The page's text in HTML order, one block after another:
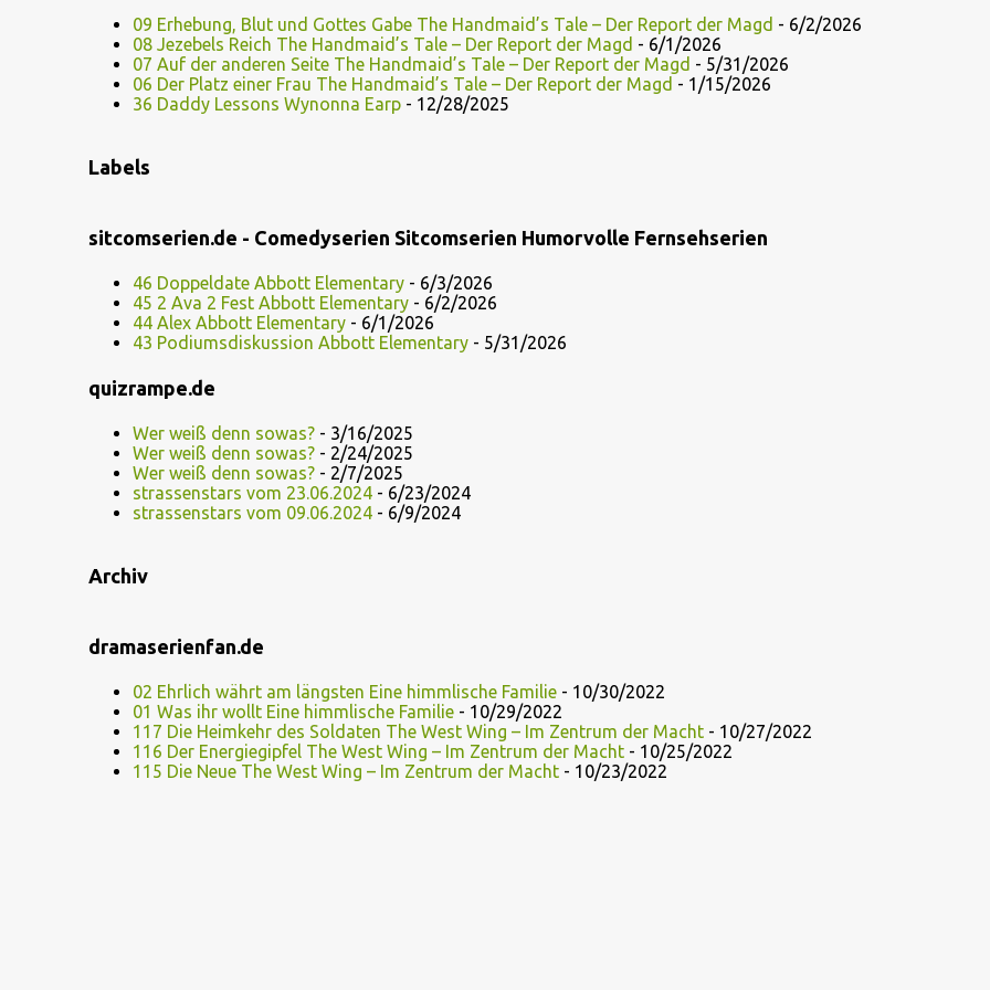
09 Erhebung, Blut und Gottes Gabe The Handmaid’s Tale – Der Report der Magd - 6/2/2026
08 Jezebels Reich The Handmaid’s Tale – Der Report der Magd - 6/1/2026
07 Auf der anderen Seite The Handmaid’s Tale – Der Report der Magd - 5/31/2026
06 Der Platz einer Frau The Handmaid’s Tale – Der Report der Magd - 1/15/2026
36 Daddy Lessons Wynonna Earp- 12/28/2025
Labels
sitcomserien.de - Comedyserien Sitcomserien Humorvolle Fernsehserien
46 Doppeldate Abbott Elementary- 6/3/2026
45 2 Ava 2 Fest Abbott Elementary- 6/2/2026
44 Alex Abbott Elementary- 6/1/2026
43 Podiumsdiskussion Abbott Elementary- 5/31/2026
quizrampe.de
Wer weiß denn sowas?- 3/16/2025
Wer weiß denn sowas?- 2/24/2025
Wer weiß denn sowas?- 2/7/2025
strassenstars vom 23.06.2024- 6/23/2024
strassenstars vom 09.06.2024- 6/9/2024
Archiv
dramaserienfan.de
02 Ehrlich währt am längsten Eine himmlische Familie- 10/30/2022
01 Was ihr wollt Eine himmlische Familie- 10/29/2022
117 Die Heimkehr des Soldaten The West Wing – Im Zentrum der Macht- 10/27/2022
116 Der Energiegipfel The West Wing – Im Zentrum der Macht- 10/25/2022
115 Die Neue The West Wing – Im Zentrum der Macht- 10/23/2022